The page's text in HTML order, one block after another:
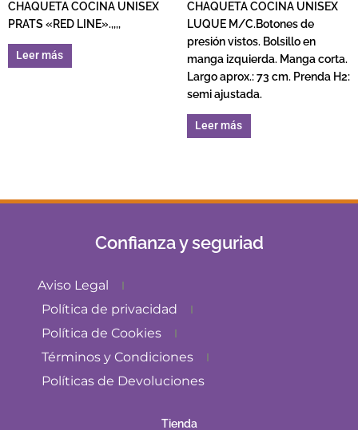
CHAQUETA COCINA UNISEX
PRATS «RED LINE».,,,,
Leer más
CHAQUETA COCINA UNISEX
LUQUE M/C.Botones de
presión vistos. Bolsillo en
manga izquierda. Manga corta.
Largo aprox.: 73 cm. Prenda H2:
semi ajustada.
Leer más
Confianza y seguriad
Aviso Legal
Política de privacidad
Política de Cookies
Términos y Condiciones
Políticas de Devoluciones
Tienda